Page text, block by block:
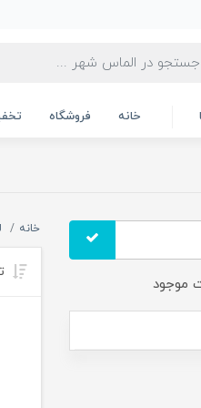
خانه فروشگاه
موجود
خانه